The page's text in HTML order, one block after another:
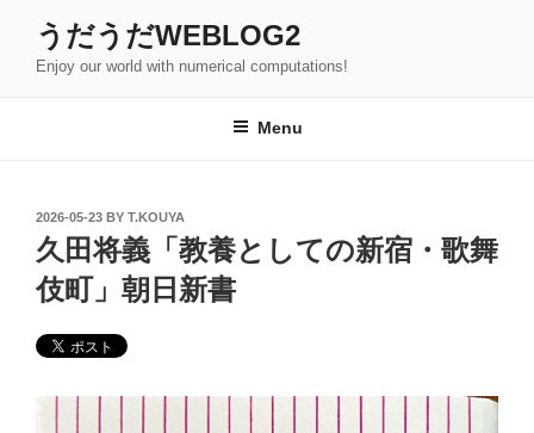
content
うだうだWEBLOG2
Enjoy our world with numerical computations!
Menu
POSTED
ON
2026-05-23 BY T.KOUYA
久田将義「教養としての新宿・歌舞
伎町」朝日新書